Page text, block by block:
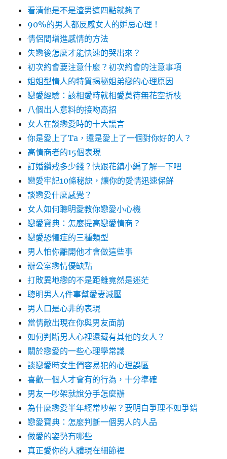
看清他是不是渣男這四點就夠了
90%的男人都反感女人的妒忌心理！
情侶間增進感情的方法
失戀後怎麼才能快速的哭出來？
初次約會要注意什麼？初次約會的注意事項
姐姐型情人的特質揭秘姐弟戀的心理原因
戀愛經驗：該相愛時就相愛莫待無花空折枝
八個出人意料的接吻高招
女人在談戀愛時的十大謊言
你是愛上了Ta，還是愛上了一個對你好的人？
高情商者的15個表現
訂婚鑽戒多少錢？快跟花鎮小編了解一下吧
戀愛牢記10條秘訣，讓你的愛情迅速保鮮
談戀愛什麼感覺？
女人如何聰明愛教你戀愛小心機
戀愛寶典：怎麼提高戀愛情商？
戀愛恐懼症的三種類型
男人怕你離開他才會做這些事
辦公室戀情優缺點
打敗異地戀的不是距離竟然是迷茫
聰明男人4件事幫愛妻減壓
男人口是心非的表現
當情敵出現在你與男友面前
如何判斷男人心裡還藏有其他的女人？
關於戀愛的一些心理學常識
談戀愛時女生們容易犯的心理誤區
喜歡一個人才會有的行為，十分準確
男友一吵架就說分手怎麼辦
為什麼戀愛半年經常吵架？要明白爭理不如爭錯
戀愛寶典：怎麼判斷一個男人的人品
做愛的姿勢有哪些
真正愛你的人體現在細節裡